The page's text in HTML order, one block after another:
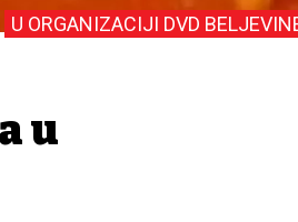
U ORGANIZACIJI DVD
u